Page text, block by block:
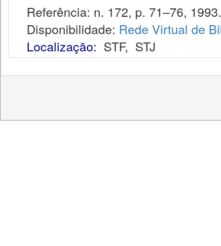
Referência: n. 172, p. 71–76, 1993.
Disponibilidade: Rede Virtual de
Localização: STF, STJ